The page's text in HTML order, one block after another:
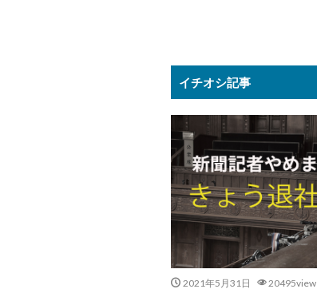
イチオシ記事
2021年5月31日 20495view